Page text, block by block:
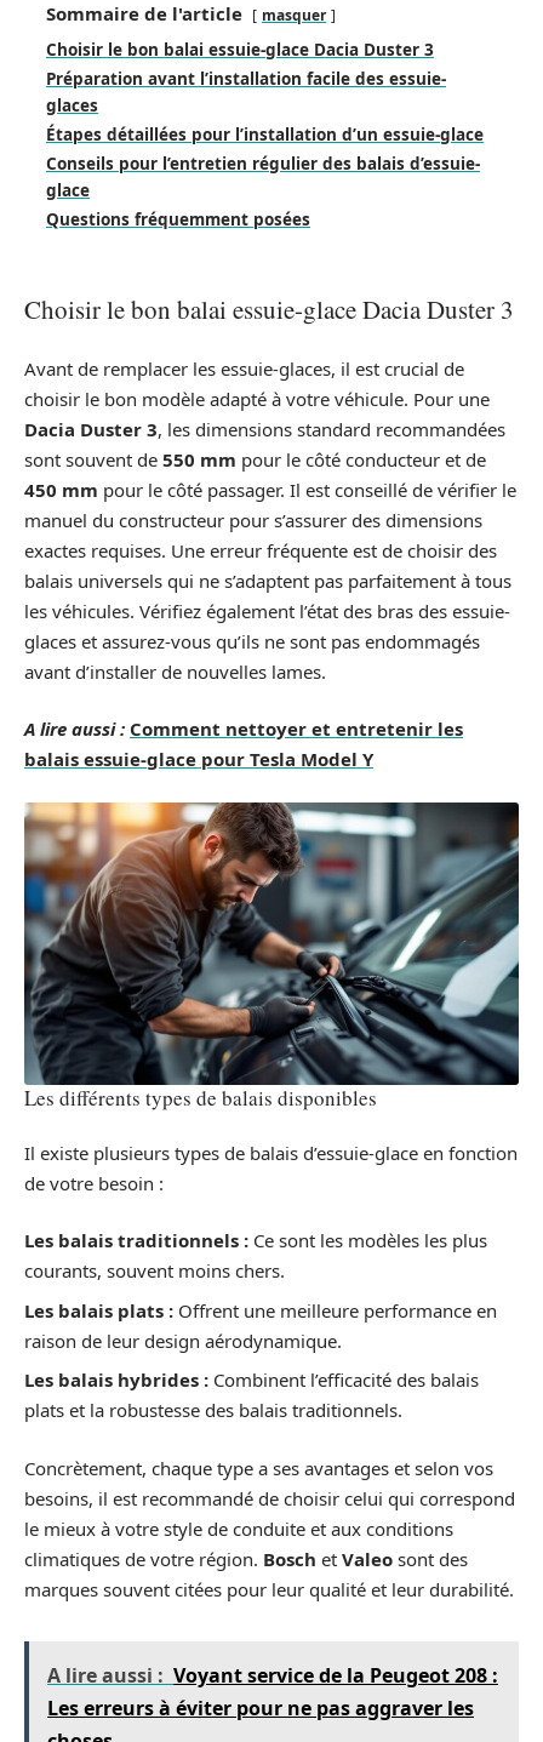
Sommaire de l'article masquer
Choisir le bon balai essuie-glace Dacia Duster 3
Préparation avant l’installation facile des essuie-
glaces
Étapes détaillées pour l’installation d’un essuie-glace
Conseils pour l’entretien régulier des balais d’essuie-
glace
Questions fréquemment posées
Choisir le bon balai essuie-glace Dacia Duster 3
Avant de remplacer les essuie-glaces, il est crucial de
choisir le bon modèle adapté à votre véhicule. Pour une
Dacia Duster 3, les dimensions standard recommandées
sont souvent de 550 mm pour le côté conducteur et de
450 mm pour le côté passager. Il est conseillé de vérifier le
manuel du constructeur pour s’assurer des dimensions
exactes requises. Une erreur fréquente est de choisir des
balais universels qui ne s’adaptent pas parfaitement à tous
les véhicules. Vérifiez également l’état des bras des essuie-
glaces et assurez-vous qu’ils ne sont pas endommagés
avant d’installer de nouvelles lames.
A lire aussi : Comment nettoyer et entretenir les
balais essuie-glace pour Tesla Model Y
Les différents types de balais disponibles
Il existe plusieurs types de balais d’essuie-glace en fonction
de votre besoin :
Les balais traditionnels : Ce sont les modèles les plus
courants, souvent moins chers.
Les balais plats : Offrent une meilleure performance en
raison de leur design aérodynamique.
Les balais hybrides : Combinent l’efficacité des balais
plats et la robustesse des balais traditionnels.
Concrètement, chaque type a ses avantages et selon vos
besoins, il est recommandé de choisir celui qui correspond
le mieux à votre style de conduite et aux conditions
climatiques de votre région. Bosch et Valeo sont des
marques souvent citées pour leur qualité et leur durabilité.
A lire aussi : Voyant service de la Peugeot 208 :
Les erreurs à éviter pour ne pas aggraver les